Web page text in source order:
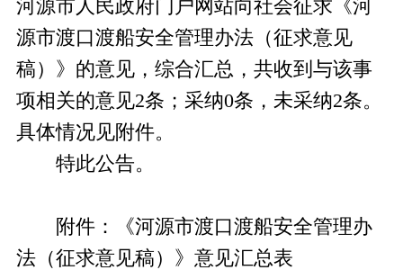
河源市人民政府门户网站向社会征求《河
源市渡口渡船安全管理办法（征求意见
稿）》的意见，综合汇总，共收到与该事
项相关的意见2条；采纳0条，未采纳2条。
具体情况见附件。
特此公告。
附件：《河源市渡口渡船安全管理办
法（征求意见稿）》意见汇总表